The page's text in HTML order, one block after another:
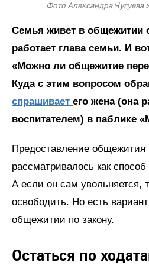
Фото Александра Чугуева
Семья живет в общежитии
работает глава семьи. И
«Можно ли общежитие
Куда с этим вопросом
спрашивает его жена (она
воспитателем) в паблике
Предоставление общежития
рассматривалось как
А если он сам увольняется,
освободить. Но есть
общежитии по закону.
Остаться по